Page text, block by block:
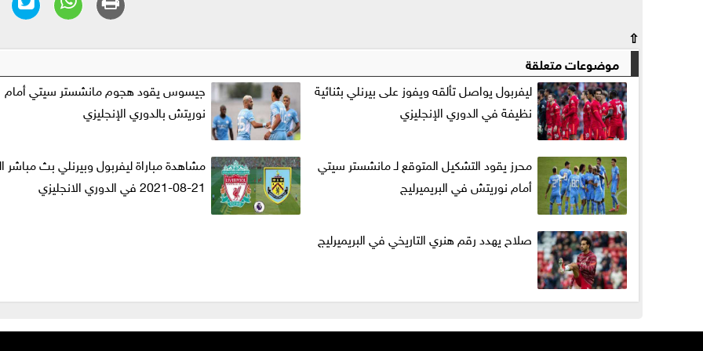
⇧
موضوعات متعلقة
ليفربول يواصل تألقه ويفوز على بيرنلي بثنائية
نظيفة في الدوري الإنجليزي
جيسوس يقود هجوم مانشستر سيتي أمام
نوريتش بالدوري الإنجليزي
محرز يقود التشكيل المتوقع لـ مانشستر سيتي
أمام نوريتش في البريميرليج
مشاهدة مباراة ليفربول وبيرنلي بث مباشر
21-08-2021 في الدوري الانجليزي
صلاح يهدد رقم هنري التاريخي في البريميرليج